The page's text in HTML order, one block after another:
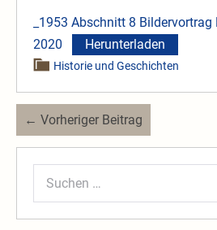
_1953 Abschnitt 8 Bildervortrag
2020
Herunterladen
Historie und Geschichten
Beitragsnavigation
← Vorheriger Beitrag
Suchen